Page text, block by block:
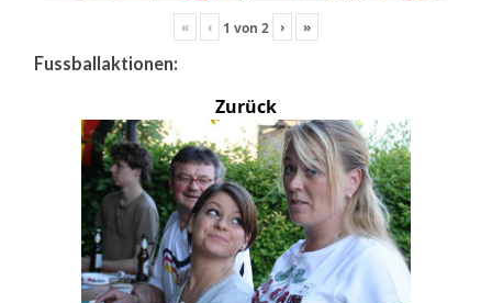
« ‹ 1 von 2 › »
Fussballaktionen:
Zurück